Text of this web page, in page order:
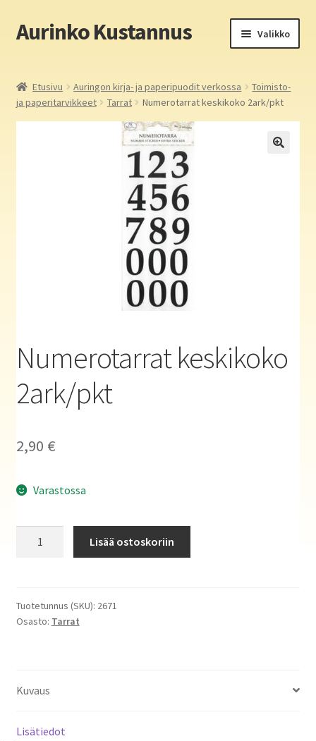
Siirry
navigointiin
Siirry
sisältöön
Aurinko Kustannus Valikko
Yritys
Aurinko Kustannus: kirjat
Auringon kirja- ja paperipuodit verkossa
Etusivu Auringon kirja- ja paperipuodit verkossa
Toimisto-
ja paperitarvikkeet
Tarrat Numerotarrat keskikoko 2ark/pkt
Numerotarrat keskikoko
2ark/pkt
2,90 €
Varastossa
Lisää ostoskoriin
Tuotetunnus (SKU): 2671
Osasto: Tarrat
Kuvaus
Lisätiedot